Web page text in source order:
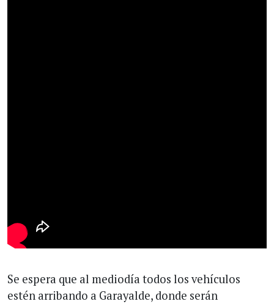
Se espera que al mediodía todos los vehículos
estén arribando a Garayalde, donde serán